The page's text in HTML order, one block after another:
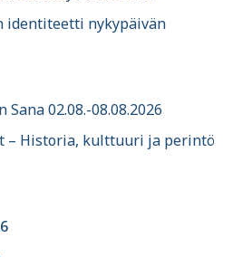
identiteetti nykypäivän
02.08.-08.08.2026
– Historia, kulttuuri ja perintö